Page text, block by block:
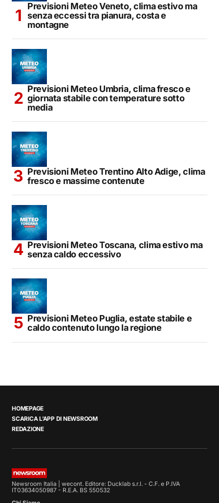
Previsioni Meteo Veneto, clima estivo ma
senza eccessi tra pianura, costa e
montagne
Previsioni Meteo Umbria, clima fresco e
giornata stabile con temperature sotto
media
Previsioni Meteo Trentino Alto Adige, clima
fresco e massime contenute
Previsioni Meteo Toscana, clima estivo ma
senza caldo eccessivo
Previsioni Meteo Puglia, estate stabile e
caldo contenuto lungo la regione
HOMEPAGE
SCARICA L’APP DI NEWSROOM
REDAZIONE
Newsroom Italia | wecont. Editore: Ducklab s.r.l. - C.F. e P.IVA
IT03634050987 - R.E.A. BS 550532